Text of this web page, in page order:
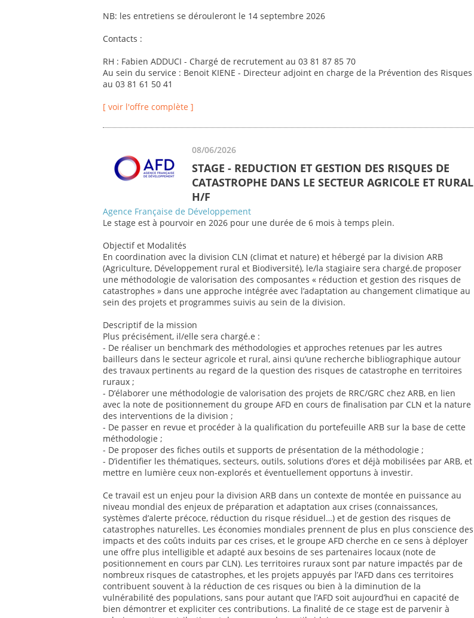
NB: les entretiens se dérouleront le 14 septembre 2026
Contacts :
RH : Fabien ADDUCI - Chargé de recrutement au 03 81 87 85 70
Au sein du service : Benoit KIENE - Directeur adjoint en charge de la Prévention des Risques
au 03 81 61 50 41
[ voir l'offre complète ]
08/06/2026
STAGE - REDUCTION ET GESTION DES RISQUES DE
CATASTROPHE DANS LE SECTEUR AGRICOLE ET RURAL
H/F
Agence Française de Développement
Le stage est à pourvoir en 2026 pour une durée de 6 mois à temps plein.
Objectif et Modalités
En coordination avec la division CLN (climat et nature) et hébergé par la division ARB
(Agriculture, Développement rural et Biodiversité), le/la stagiaire sera chargé.de proposer
une méthodologie de valorisation des composantes « réduction et gestion des risques de
catastrophes » dans une approche intégrée avec l’adaptation au changement climatique au
sein des projets et programmes suivis au sein de la division.
Descriptif de la mission
Plus précisément, il/elle sera chargé.e :
- De réaliser un benchmark des méthodologies et approches retenues par les autres
bailleurs dans le secteur agricole et rural, ainsi qu’une recherche bibliographique autour
des travaux pertinents au regard de la question des risques de catastrophe en territoires
ruraux ;
- D’élaborer une méthodologie de valorisation des projets de RRC/GRC chez ARB, en lien
avec la note de positionnement du groupe AFD en cours de finalisation par CLN et la nature
des interventions de la division ;
- De passer en revue et procéder à la qualification du portefeuille ARB sur la base de cette
méthodologie ;
- De proposer des fiches outils et supports de présentation de la méthodologie ;
- D’identifier les thématiques, secteurs, outils, solutions d’ores et déjà mobilisées par ARB, et
mettre en lumière ceux non-explorés et éventuellement opportuns à investir.
Ce travail est un enjeu pour la division ARB dans un contexte de montée en puissance au
niveau mondial des enjeux de préparation et adaptation aux crises (connaissances,
systèmes d’alerte précoce, réduction du risque résiduel…) et de gestion des risques de
catastrophes naturelles. Les économies mondiales prennent de plus en plus conscience des
impacts et des coûts induits par ces crises, et le groupe AFD cherche en ce sens à déployer
une offre plus intelligible et adapté aux besoins de ses partenaires locaux (note de
positionnement en cours par CLN). Les territoires ruraux sont par nature impactés par de
nombreux risques de catastrophes, et les projets appuyés par l’AFD dans ces territoires
contribuent souvent à la réduction de ces risques ou bien à la diminution de la
vulnérabilité des populations, sans pour autant que l’AFD soit aujourd’hui en capacité de
bien démontrer et expliciter ces contributions. La finalité de ce stage est de parvenir à